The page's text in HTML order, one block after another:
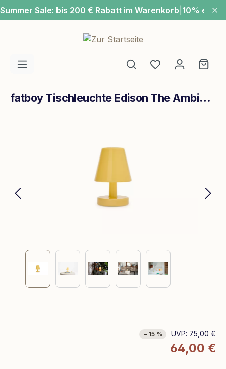
Zum Hauptinhalt springen
Summer Sale: bis 200 € Rabatt im Warenkorb 10% extra
Du hast 0
fatboy Tischleuchte Edison The Ambiance Pale Yellow
− 15 % UVP: 75,00 €
64,00 €